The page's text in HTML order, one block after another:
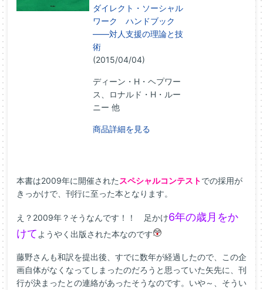
ダイレクト・ソーシャル
ワーク ハンドブック
――対人支援の理論と技
術
(2015/04/04)
ディーン・H・ヘプワー
ス、ロナルド・H・ルー
ニー 他
商品詳細を見る
本書は2009年に開催された スペシャルコンテストでの採用が
きっかけで、刊行に至った本となります。
え？2009年？そうなんです！！ 足かけ6年の歳月をか
けて ようやく出版された本なのです
藤野さんも和訳を提出後、すでに数年が経過したので、この企
画自体がなくなってしまったのだろうと思っていた矢先に、刊
行が決まったとの連絡があったそうなのです。いや～、そうい